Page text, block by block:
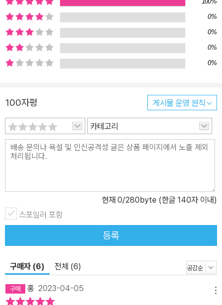
0%
0%
0%
0%
100자평 게시물 운영 원칙
카테고리
현재 0/280byte (한글 140자 이내)
스포일러 포함
등록
구매자 (6) 전체 (6)
홍 2023-04-05